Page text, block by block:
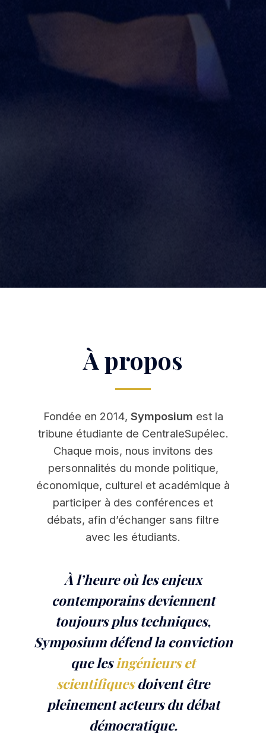
À propos
Fondée en 2014, Symposium est la
tribune étudiante de CentraleSupélec.
Chaque mois, nous invitons des
personnalités du monde politique,
économique, culturel et académique à
participer à des conférences et
débats, afin d’échanger sans filtre
avec les étudiants.
À l’heure où les enjeux
contemporains deviennent
toujours plus techniques,
Symposium défend la conviction
que lesingénieurs et
scientifiquesdoivent être
pleinement acteurs du débat
démocratique.